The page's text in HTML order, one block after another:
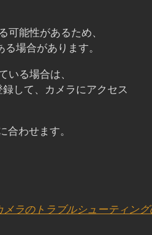
可能性があるため、
場合があります。
いる場合は、
して、カメラにアクセス
合わせます。
メラのトラブルシューティン